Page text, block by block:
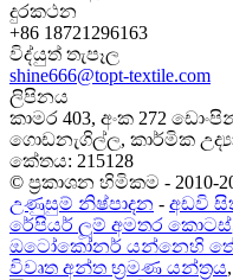
දුරකථන
+86 18721296163
විද්යුත් තැපෑල
shine666@topt-textile.com
ලිපිනය
කාමර 403, අංක 272
ගොඩනැගිල්ල, කාර්මික
කේතය: 215128
© ප්‍රකාශන හිමිකම -
උණුසුම් නිෂ්පාදන - අඩවි
රේපියර් ලූම් අමතර කොටස්
ඔටෝකෝනර් යන්නෙහි
විවෘත අන්ත භ්‍රමණ යන්ත්‍රය,